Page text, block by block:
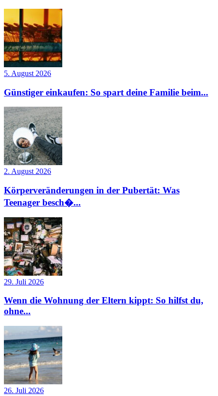
5. August 2026
Günstiger einkaufen: So spart deine Familie beim...
2. August 2026
Körperveränderungen in der Pubertät: Was
Teenager besch�...
29. Juli 2026
Wenn die Wohnung der Eltern kippt: So hilfst du,
ohne...
26. Juli 2026